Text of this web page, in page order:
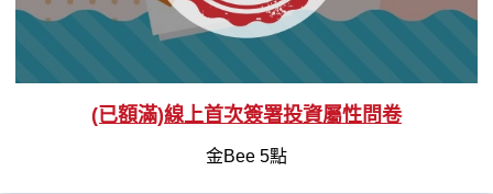
(已額滿)線上首次簽署投資屬性問卷
金Bee 5點